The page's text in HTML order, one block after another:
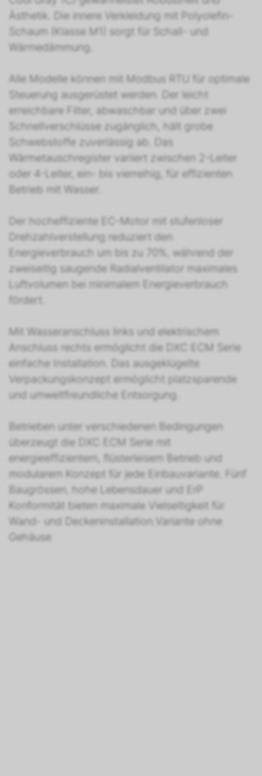
Ästhetik. Die innere Verkleidung mit Polyolefin-
Schaum (Klasse M1) sorgt für Schall- und
Wärmedämmung.
Alle Modelle können mit Modbus RTU für optimale
Steuerung ausgerüstet werden. Der leicht
erreichbare Filter, abwaschbar und über zwei
Schnellverschlüsse zugänglich, hält grobe
Schwebstoffe zuverlässig ab. Das
Wärmetauschregister variiert zwischen 2-Leiter
oder 4-Leiter, ein- bis vierreihig, für effizienten
Betrieb mit Wasser.
Der hocheffiziente EC-Motor mit stufenloser
Drehzahlverstellung reduziert den
Energieverbrauch um bis zu 70%, während der
zweiseitig saugende Radialventilator maximales
Luftvolumen bei minimalem Energieverbrauch
fördert.
Mit Wasseranschluss links und elektrischem
Anschluss rechts ermöglicht die DXC ECM Serie
einfache Installation. Das ausgeklügelte
Verpackungskonzept ermöglicht platzsparende
und umweltfreundliche Entsorgung.
Betrieben unter verschiedenen Bedingungen
überzeugt die DXC ECM Serie mit
energieeffizientem, flüsterleisem Betrieb und
modularem Konzept für jede Einbauvariante. Fünf
Baugrössen, hohe Lebensdauer und ErP
Konformität bieten maximale Vielseitigkeit für
Wand- und Deckeninstallation.Variante ohne
Gehäuse